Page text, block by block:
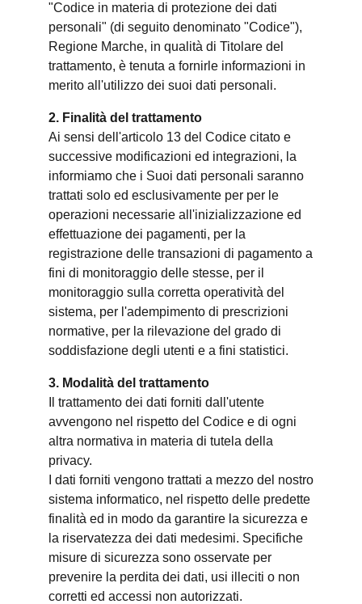
"Codice in materia di protezione dei dati
personali" (di seguito denominato "Codice"),
Regione Marche, in qualità di Titolare del
trattamento, è tenuta a fornirle informazioni in
merito all'utilizzo dei suoi dati personali.
2. Finalità del trattamento
Ai sensi dell'articolo 13 del Codice citato e
successive modificazioni ed integrazioni, la
informiamo che i Suoi dati personali saranno
trattati solo ed esclusivamente per per le
operazioni necessarie all'inizializzazione ed
effettuazione dei pagamenti, per la
registrazione delle transazioni di pagamento a
fini di monitoraggio delle stesse, per il
monitoraggio sulla corretta operatività del
sistema, per l'adempimento di prescrizioni
normative, per la rilevazione del grado di
soddisfazione degli utenti e a fini statistici.
3. Modalità del trattamento
Il trattamento dei dati forniti dall'utente
avvengono nel rispetto del Codice e di ogni
altra normativa in materia di tutela della
privacy.
I dati forniti vengono trattati a mezzo del nostro
sistema informatico, nel rispetto delle predette
finalità ed in modo da garantire la sicurezza e
la riservatezza dei dati medesimi. Specifiche
misure di sicurezza sono osservate per
prevenire la perdita dei dati, usi illeciti o non
corretti ed accessi non autorizzati.